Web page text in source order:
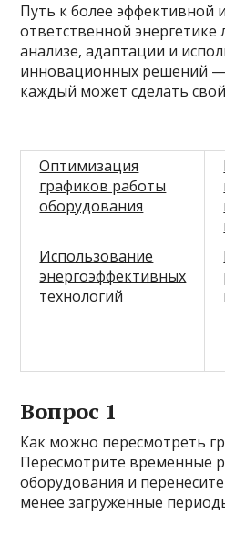
Путь к более эффективной
ответственной
анализе, адаптации и
инновационных решений —
каждый может сделать
Оптимизация
графиков работы
оборудования
Использование
энергоэффективных
технологий
Вопрос 1
Как можно пересмотреть
Пересмотрите временные
оборудования и
менее загруженные